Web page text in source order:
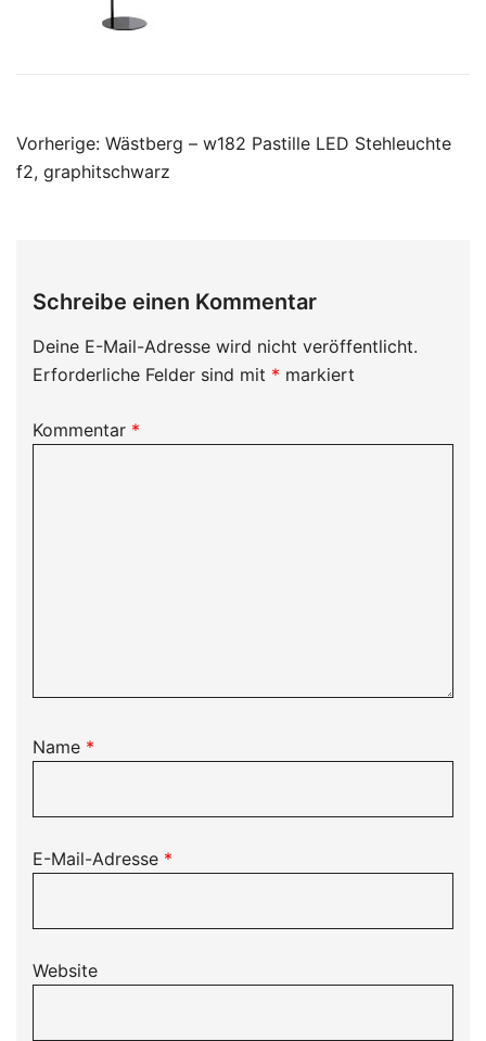
Beitragsnavigation
Vorherige: Wästberg – w182 Pastille LED Stehleuchte
f2, graphitschwarz
Schreibe einen Kommentar
Deine E-Mail-Adresse wird nicht veröffentlicht.
Erforderliche Felder sind mit * markiert
Kommentar *
Name *
E-Mail-Adresse *
Website